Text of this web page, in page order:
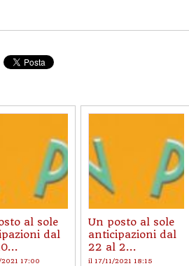
al sole
dal
17:00
Un posto al sole
anticipazioni dal
22 al 2...
il 17/11/2021 18:15